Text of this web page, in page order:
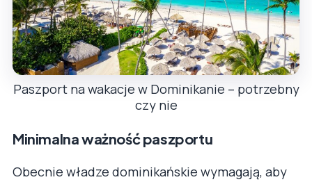
Paszport na wakacje w Dominikanie – potrzebny
czy nie
Minimalna ważność paszportu
Obecnie władze dominikańskie wymagają, aby